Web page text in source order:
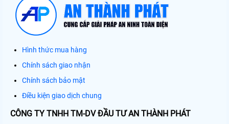
Hình thức mua hàng
Chính sách giao nhận
Chính sách bảo mật
Điều kiện giao dịch chung
CÔNG TY TNHH TM-DV ĐẦU TƯ AN THÀNH PHÁT